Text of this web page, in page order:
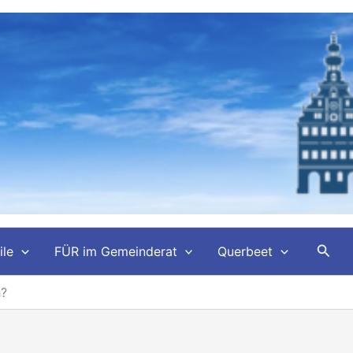
FÜR im Gemeinderat Querbeet